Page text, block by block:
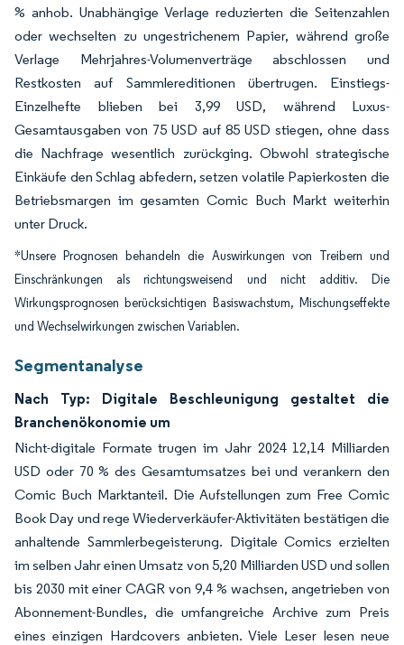
% anhob. Unabhängige Verlage reduzierten die Seitenzahlen
oder wechselten zu ungestrichenem Papier, während große
Verlage Mehrjahres-Volumenverträge abschlossen und
Restkosten auf Sammlereditionen übertrugen. Einstiegs-
Einzelhefte blieben bei 3,99 USD, während Luxus-
Gesamtausgaben von 75 USD auf 85 USD stiegen, ohne dass
die Nachfrage wesentlich zurückging. Obwohl strategische
Einkäufe den Schlag abfedern, setzen volatile Papierkosten die
Betriebsmargen im gesamten Comic Buch Markt weiterhin
unter Druck.
*Unsere Prognosen behandeln die Auswirkungen von Treibern und
Einschränkungen als richtungsweisend und nicht additiv. Die
Wirkungsprognosen berücksichtigen Basiswachstum, Mischungseffekte
und Wechselwirkungen zwischen Variablen.
Segmentanalyse
Nach Typ: Digitale Beschleunigung gestaltet die
Branchenökonomie um
Nicht-digitale Formate trugen im Jahr 2024 12,14 Milliarden
USD oder 70 % des Gesamtumsatzes bei und verankern den
Comic Buch Marktanteil. Die Aufstellungen zum Free Comic
Book Day und rege Wiederverkäufer-Aktivitäten bestätigen die
anhaltende Sammlerbegeisterung. Digitale Comics erzielten
im selben Jahr einen Umsatz von 5,20 Milliarden USD und sollen
bis 2030 mit einer CAGR von 9,4 % wachsen, angetrieben von
Abonnement-Bundles, die umfangreiche Archive zum Preis
eines einzigen Hardcovers anbieten. Viele Leser lesen neue